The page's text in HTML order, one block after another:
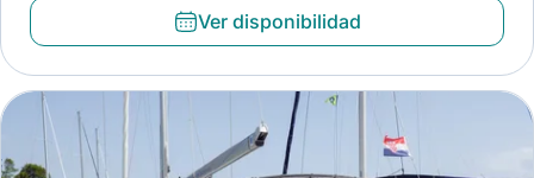
Ver disponibilidad